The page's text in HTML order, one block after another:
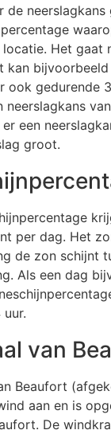
de
Het gaat
kan
ook gedurende
neerslagkans
een
groot.
per dag. Het
de zon schijnt
Als een dag
van
Beaufort
aan en is
De